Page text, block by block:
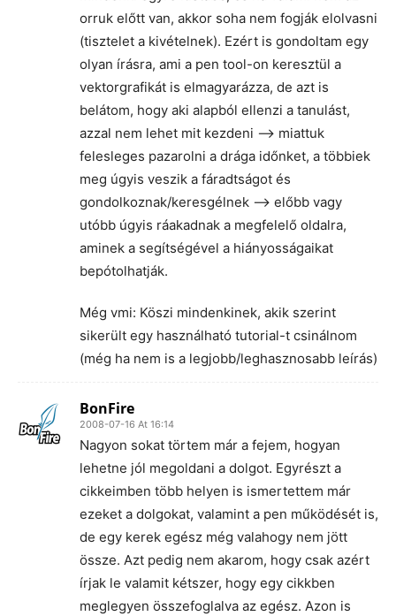
orruk előtt van, akkor soha nem fogják elolvasni
(tisztelet a kivételnek). Ezért is gondoltam egy
olyan írásra, ami a pen tool-on keresztül a
vektorgrafikát is elmagyarázza, de azt is
belátom, hogy aki alapból ellenzi a tanulást,
azzal nem lehet mit kezdeni –> miattuk
felesleges pazarolni a drága időnket, a többiek
meg úgyis veszik a fáradtságot és
gondolkoznak/keresgélnek –> előbb vagy
utóbb úgyis ráakadnak a megfelelő oldalra,
aminek a segítségével a hiányosságaikat
bepótolhatják.
Még vmi: Köszi mindenkinek, akik szerint
sikerült egy használható tutorial-t csinálnom
(még ha nem is a legjobb/leghasznosabb leírás)
BonFire
2008-07-16 At 16:14
Nagyon sokat törtem már a fejem, hogyan
lehetne jól megoldani a dolgot. Egyrészt a
cikkeimben több helyen is ismertettem már
ezeket a dolgokat, valamint a pen működését is,
de egy kerek egész még valahogy nem jött
össze. Azt pedig nem akarom, hogy csak azért
írjak le valamit kétszer, hogy egy cikkben
meglegyen összefoglalva az egész. Azon is